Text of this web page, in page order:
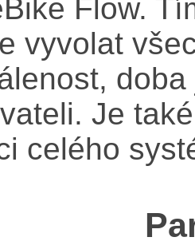
Flow.
vyvolat
Je
celého